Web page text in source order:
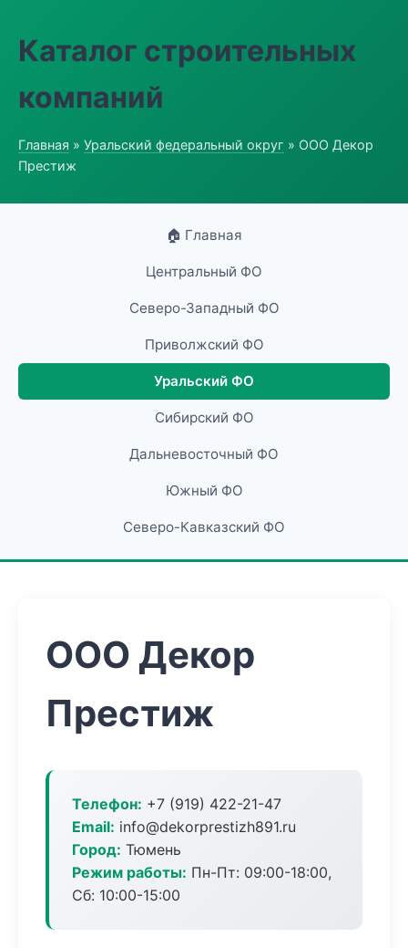
Каталог строительных
компаний
Главная » Уральский федеральный округ » ООО Декор
Престиж
🏠 Главная
Центральный ФО
Северо-Западный ФО
Приволжский ФО
Уральский ФО
Сибирский ФО
Дальневосточный ФО
Южный ФО
Северо-Кавказский ФО
ООО Декор
Престиж
Телефон: +7 (919) 422-21-47
Email: info@dekorprestizh891.ru
Город: Тюмень
Режим работы: Пн-Пт: 09:00-18:00,
Сб: 10:00-15:00